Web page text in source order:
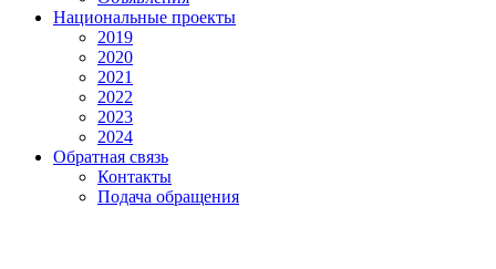
Национальные проекты
2019
2020
2021
2022
2023
2024
Обратная связь
Контакты
Подача обращения